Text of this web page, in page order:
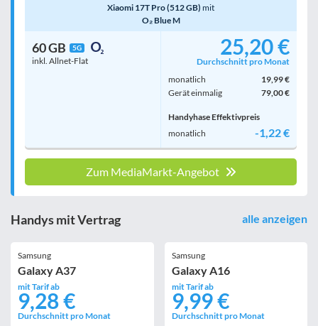
Xiaomi 17T Pro (512 GB) mit
O₂ Blue M
60 GB 5G
inkl. Allnet-Flat
25,20 €
Durchschnitt pro Monat
monatlich
19,99 €
Gerät einmalig
79,00 €
Handyhase Effektivpreis
monatlich
-1,22 €
Zum MediaMarkt-Angebot
Handys mit Vertrag alle anzeigen
Samsung
Galaxy A37
mit Tarif ab
9,28 €
Durchschnitt pro Monat
Samsung
Galaxy A16
mit Tarif ab
9,99 €
Durchschnitt pro Monat